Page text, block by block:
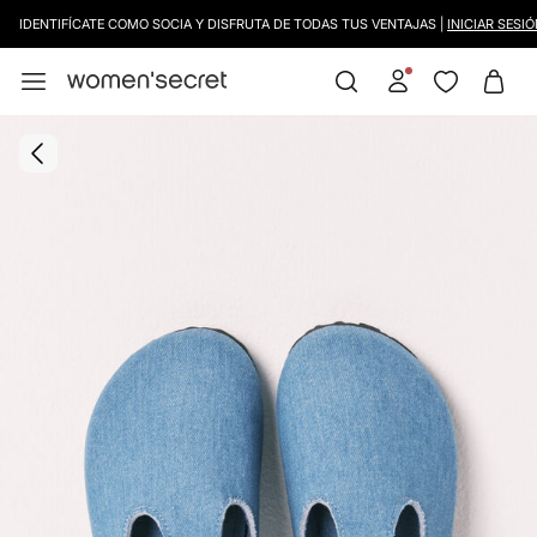
IDENTIFÍCATE COMO SOCIA Y DISFRUTA DE TODAS TUS VENTAJAS | INICIAR